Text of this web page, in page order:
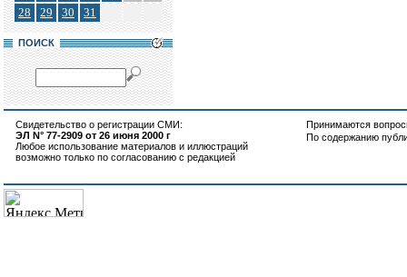
28
29 30 31
ПОИСК
Свидетельство о регистрации СМИ:
ЭЛ N° 77-2909 от 26 июня 2000 г
Любое использование материалов и иллюстраций
возможно только по согласованию с редакцией
Принимаются
По содержанию